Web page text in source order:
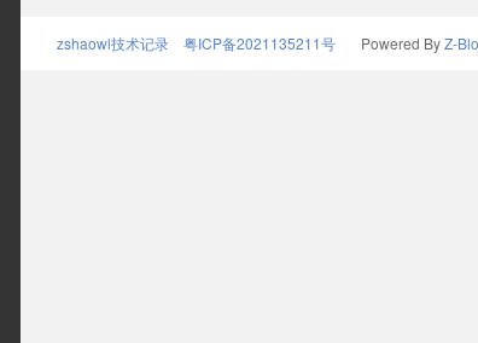
zshaowl技术记录 粤ICP备2021135211号 Powered ByZ-